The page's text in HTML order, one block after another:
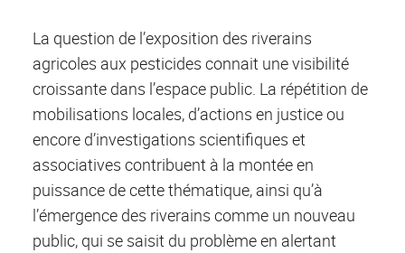
La question de l’exposition des riverains
agricoles aux pesticides connait une visibilité
croissante dans l’espace public. La répétition de
mobilisations locales, d’actions en justice ou
encore d’investigations scientifiques et
associatives contribuent à la montée en
puissance de cette thématique, ainsi qu’à
l’émergence des riverains comme un nouveau
public, qui se saisit du problème en alertant